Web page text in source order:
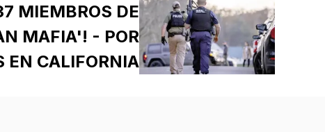
MIEMBROS DE
MAFIA'! - POR
EN CALIFORNIA